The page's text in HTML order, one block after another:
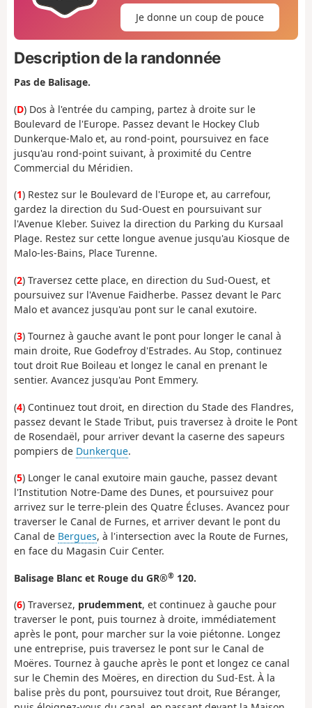
Je donne un coup de pouce
Description de la randonnée
Pas de Balisage.
(D) Dos à l'entrée du camping, partez à droite sur le
Boulevard de l'Europe. Passez devant le Hockey Club
Dunkerque-Malo et, au rond-point, poursuivez en face
jusqu'au rond-point suivant, à proximité du Centre
Commercial du Méridien.
(1) Restez sur le Boulevard de l'Europe et, au carrefour,
gardez la direction du Sud-Ouest en poursuivant sur
l'Avenue Kleber. Suivez la direction du Parking du Kursaal
Plage. Restez sur cette longue avenue jusqu'au Kiosque de
Malo-les-Bains, Place Turenne.
(2) Traversez cette place, en direction du Sud-Ouest, et
poursuivez sur l'Avenue Faidherbe. Passez devant le Parc
Malo et avancez jusqu'au pont sur le canal exutoire.
(3) Tournez à gauche avant le pont pour longer le canal à
main droite, Rue Godefroy d'Estrades. Au Stop, continuez
tout droit Rue Boileau et longez le canal en prenant le
sentier. Avancez jusqu'au Pont Emmery.
(4) Continuez tout droit, en direction du Stade des Flandres,
passez devant le Stade Tribut, puis traversez à droite le Pont
de Rosendaël, pour arriver devant la caserne des sapeurs
pompiers de Dunkerque.
(5) Longer le canal exutoire main gauche, passez devant
l'Institution Notre-Dame des Dunes, et poursuivez pour
arrivez sur le terre-plein des Quatre Écluses. Avancez pour
traverser le Canal de Furnes, et arriver devant le pont du
Canal de Bergues, à l'intersection avec la Route de Furnes,
en face du Magasin Cuir Center.
Balisage Blanc et Rouge du GR®® 120.
(6) Traversez, prudemment, et continuez à gauche pour
traverser le pont, puis tournez à droite, immédiatement
après le pont, pour marcher sur la voie piétonne. Longez
une entreprise, puis traversez le pont sur le Canal de
Moëres. Tournez à gauche après le pont et longez ce canal
sur le Chemin des Moëres, en direction du Sud-Est. À la
balise près du pont, poursuivez tout droit, Rue Béranger,